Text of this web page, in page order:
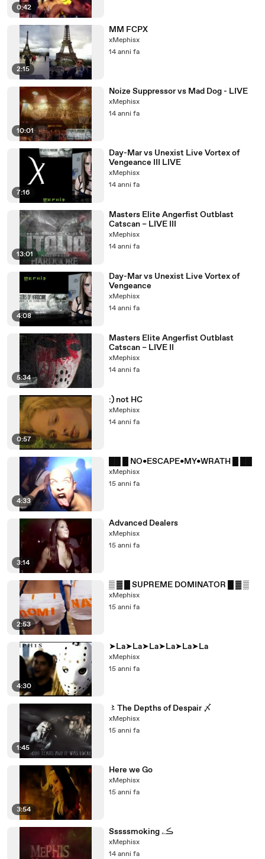
0:42
2:15
MM FCPX
xMephisx
14 anni fa
10:01
Noize Suppressor vs Mad Dog - LIVE
xMephisx
14 anni fa
7:16
Day-Mar vs Unexist Live Vortex of
Vengeance III LIVE
xMephisx
14 anni fa
13:01
Masters Elite Angerfist Outblast
Catscan – LIVE III
xMephisx
14 anni fa
4:08
Day-Mar vs Unexist Live Vortex of
Vengeance
xMephisx
14 anni fa
5:34
Masters Elite Angerfist Outblast
Catscan – LIVE II
xMephisx
14 anni fa
0:57
:) not HC
xMephisx
14 anni fa
4:33
██ █ NO•ESCAPE•MY•WRATH █ ██
xMephisx
15 anni fa
3:14
Advanced Dealers
xMephisx
15 anni fa
2:53
▒ ▓ █ SUPREME DOMINATOR █ ▓ ▒
xMephisx
15 anni fa
4:30
➤La➤La➤La➤La➤La➤La
xMephisx
15 anni fa
1:45
〻The Depths of Despair 〆
xMephisx
15 anni fa
3:54
Here we Go
xMephisx
15 anni fa
Sssssmoking ڪے
xMephisx
14 anni fa